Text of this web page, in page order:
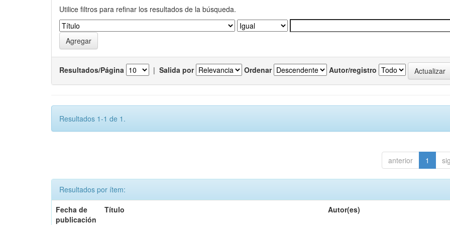
Utilice filtros para refinar los resultados de la búsqueda.
Resultados/Página | Salida por Ordenar Autor/registro
Resultados 1-1 de 1.
anterior 1
Resultados por ítem:
Fecha de
publicación
Título Autor(es)